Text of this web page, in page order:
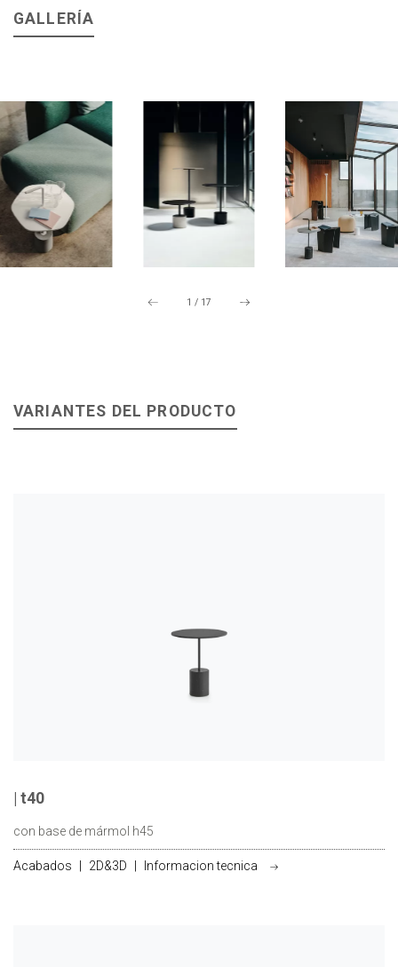
GALLERÍA
1 / 17
VARIANTES DEL PRODUCTO
| t40
con base de mármol h45
Acabados 2D&3D Informacion tecnica